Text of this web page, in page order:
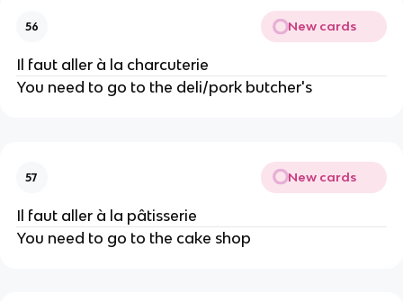
56 New cards
Il faut aller à la charcuterie
You need to go to the deli/pork butcher's
57 New cards
Il faut aller à la pâtisserie
You need to go to the cake shop